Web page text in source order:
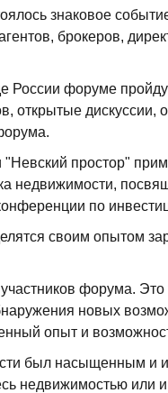
знаковое
брокеров,
России форуме
открытые
простор"
недвижимости,
по
своим опытом
форума.
новых
опыт и
был насыщенным и
недвижимостью или